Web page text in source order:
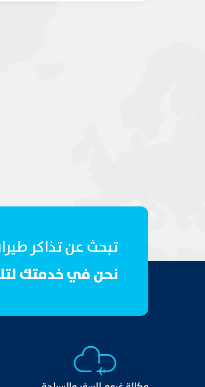
تبحث عن تذاكر
نحن في خدمتك